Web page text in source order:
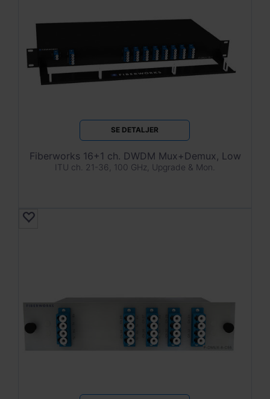
SE DETALJER
Fiberworks 16+1 ch. DWDM Mux+Demux, Low
ITU ch. 21-36, 100 GHz, Upgrade & Mon.